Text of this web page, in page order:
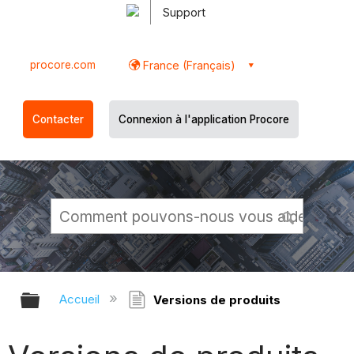
Support
procore.com France (Français)
Contacter Connexion à l'application Procore
Développer/réduire la hiérarchie
Accueil Versions de produits